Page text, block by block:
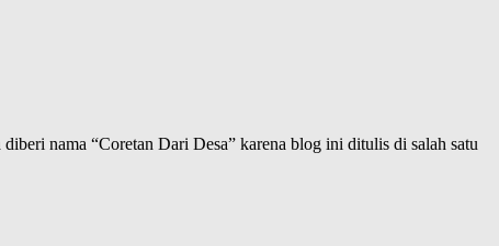
nama “Coretan Dari Desa” karena blog ini ditulis di salah satu